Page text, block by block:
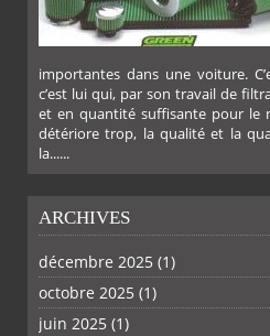
PLUS
importantes dans une voiture.
c’est lui qui, par son travail de
et en quantité suffisante pour le
détériore trop, la qualité et la
la......
ARCHIVES
décembre 2025 (1)
octobre 2025 (1)
juin 2025 (1)